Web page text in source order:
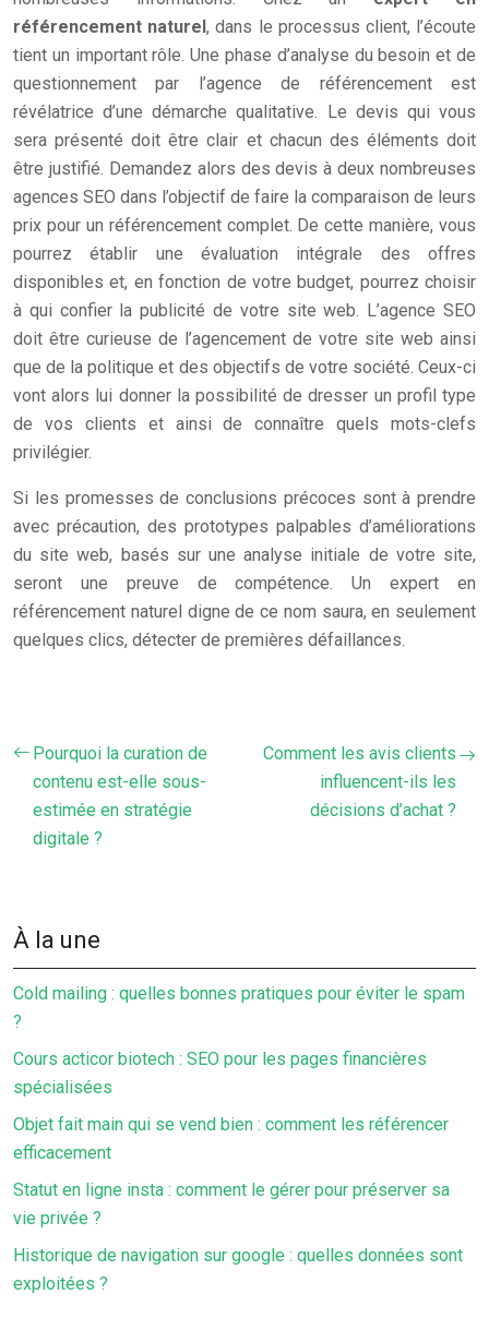
référencement naturel, dans le processus client, l’écoute
tient un important rôle. Une phase d’analyse du besoin et de
questionnement par l’agence de référencement est
révélatrice d’une démarche qualitative. Le devis qui vous
sera présenté doit être clair et chacun des éléments doit
être justifié. Demandez alors des devis à deux nombreuses
agences SEO dans l’objectif de faire la comparaison de leurs
prix pour un référencement complet. De cette manière, vous
pourrez établir une évaluation intégrale des offres
disponibles et, en fonction de votre budget, pourrez choisir
à qui confier la publicité de votre site web. L’agence SEO
doit être curieuse de l’agencement de votre site web ainsi
que de la politique et des objectifs de votre société. Ceux-ci
vont alors lui donner la possibilité de dresser un profil type
de vos clients et ainsi de connaître quels mots-clefs
privilégier.
Si les promesses de conclusions précoces sont à prendre
avec précaution, des prototypes palpables d’améliorations
du site web, basés sur une analyse initiale de votre site,
seront une preuve de compétence. Un expert en
référencement naturel digne de ce nom saura, en seulement
quelques clics, détecter de premières défaillances.
Pourquoi la curation de
contenu est-elle sous-
estimée en stratégie
digitale ?
Comment les avis clients
influencent-ils les
décisions d’achat ?
À la une
Cold mailing : quelles bonnes pratiques pour éviter le spam
?
Cours acticor biotech : SEO pour les pages financières
spécialisées
Objet fait main qui se vend bien : comment les référencer
efficacement
Statut en ligne insta : comment le gérer pour préserver sa
vie privée ?
Historique de navigation sur google : quelles données sont
exploitées ?